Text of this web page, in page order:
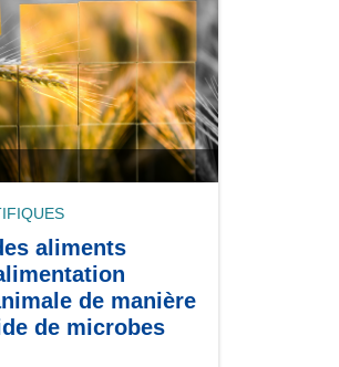
aliments
de manière
de microbes